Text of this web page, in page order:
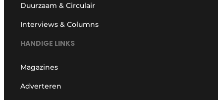
Duurzaam & Circulair
Interviews & Columns
HANDIGE LINKS
Magazines
Adverteren